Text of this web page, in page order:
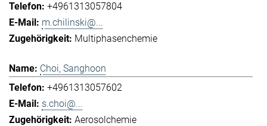
+4961313057804
m.chilinski@...
Multiphasenchemie
Choi, Sanghoon
+4961313057602
s.choi@...
Aerosolchemie